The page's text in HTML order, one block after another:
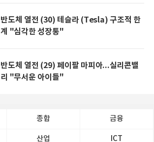
반도체 열전 (30) 테슬라 (Tesla) 구조적 한
계 "심각한 성장통"
반도체 열전 (29) 페이팔 마피아...실리콘밸
리 "무서운 아이들"
종합 금융
산업 ICT